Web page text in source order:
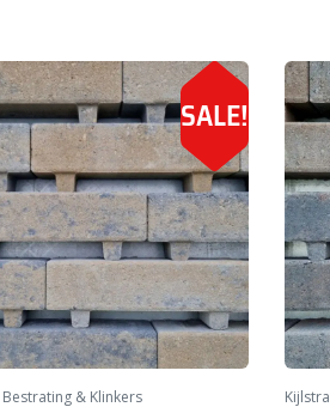
SALE!
Bestrating & Klinkers Kijlstra